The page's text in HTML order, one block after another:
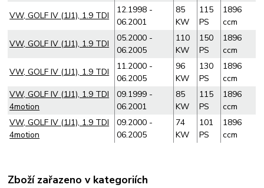
VW, GOLF IV (1J1), 1.9 TDI
12.1998 -
06.2001
85
KW
115
PS
1896
ccm
VW, GOLF IV (1J1), 1.9 TDI
05.2000 -
06.2005
110
KW
150
PS
1896
ccm
VW, GOLF IV (1J1), 1.9 TDI
11.2000 -
06.2005
96
KW
130
PS
1896
ccm
VW, GOLF IV (1J1), 1.9 TDI
4motion
09.1999 -
06.2001
85
KW
115
PS
1896
ccm
VW, GOLF IV (1J1), 1.9 TDI
4motion
09.2000 -
06.2005
74
KW
101
PS
1896
ccm
Zboží zařazeno v kategoriích